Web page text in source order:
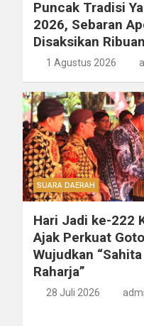
Puncak Tradisi
2026, Sebaran
Disaksikan
1 Agustus 2026
SUARA DAERAH
Hari Jadi ke-222
Ajak Perkuat
Wujudkan
Raharja”
28 Juli 2026